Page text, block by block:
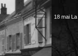
18 mai